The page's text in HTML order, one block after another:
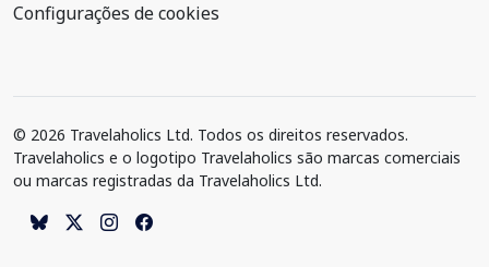
Configurações de cookies
© 2026 Travelaholics Ltd. Todos os direitos reservados.
Travelaholics e o logotipo Travelaholics são marcas comerciais
ou marcas registradas da Travelaholics Ltd.